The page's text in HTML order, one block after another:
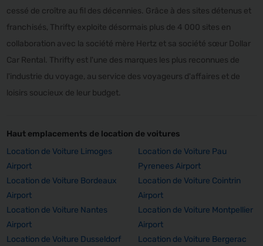
cessé de croître au fil des décennies. Grâce à des sites détenus et
franchisés, Thrifty exploite désormais plus de 4 000 sites en
collaboration avec la société mère Hertz et sa société sœur Dollar
Car Rental. Thrifty est l'une des marques les plus reconnues de
l'industrie du voyage, au service des voyageurs d'affaires et de
loisirs soucieux de leur budget.
Haut emplacements de location de voitures
Location de Voiture Limoges
Airport
Location de Voiture Pau
Pyrenees Airport
Location de Voiture Bordeaux
Airport
Location de Voiture Cointrin
Airport
Location de Voiture Nantes
Airport
Location de Voiture Montpellier
Airport
Location de Voiture Dusseldorf
Location de Voiture Bergerac